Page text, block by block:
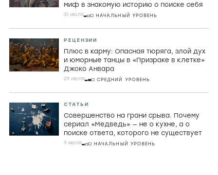
миф в знакомую историю о поиске себя
31 июля НАЧАЛЬНЫЙ УРОВЕНЬ
РЕЦЕНЗИИ
Плюс в карму: Опасная тюряга, злой дух
и юморные танцы в «Призраке в клетке»
Джоко Анвара
29 июля СРЕДНИЙ УРОВЕНЬ
СТАТЬИ
Совершенство на грани срыва. Почему
сериал «Медведь» — не о кухне, а о
поиске ответа, которого не существует
9 июля НАЧАЛЬНЫЙ УРОВЕНЬ